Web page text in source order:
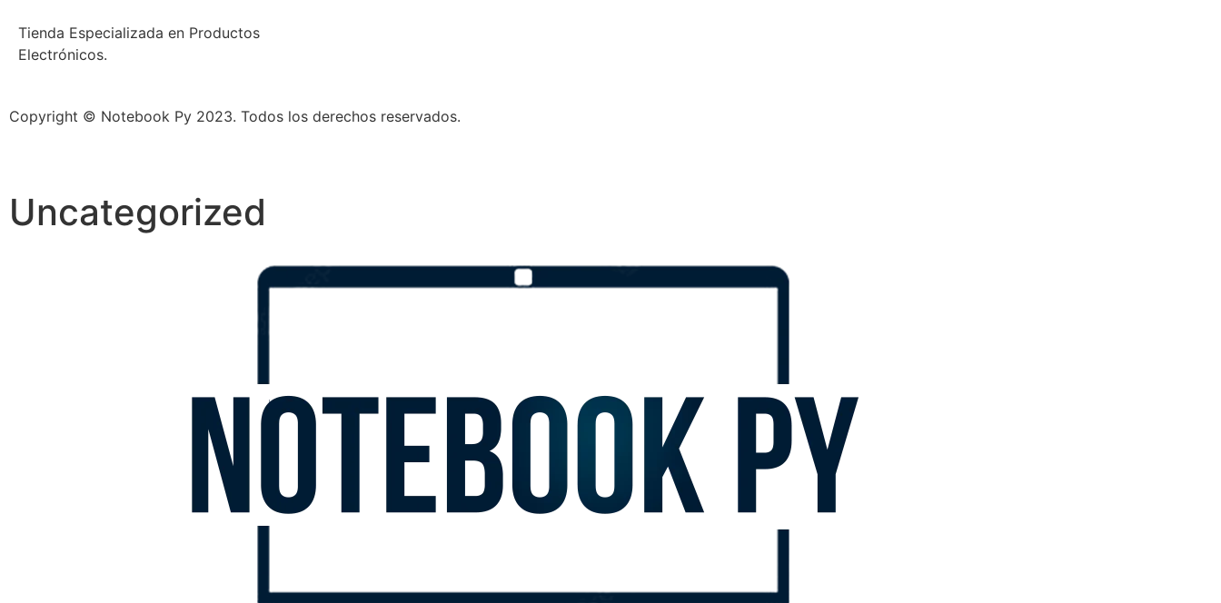
Tienda Especializada en Productos
Electrónicos.
Copyright © Notebook Py 2023. Todos los derechos reservados.
Uncategorized